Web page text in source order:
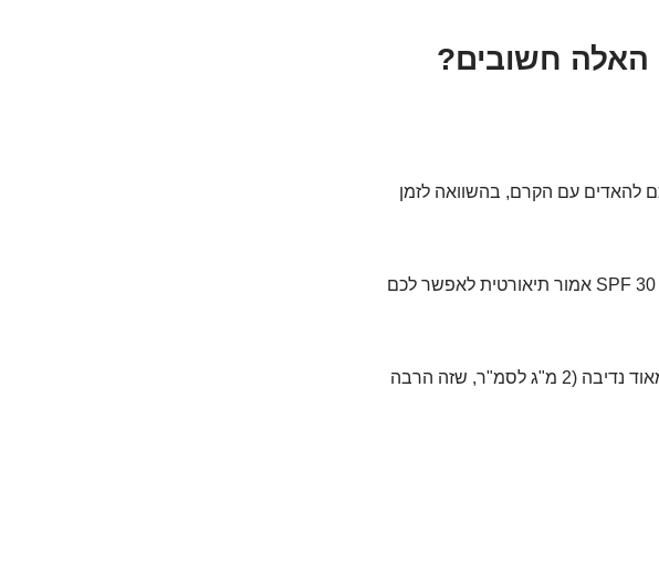
להאדים עם הקרם, בהשוואה לזמן
לדוגמה, אם העור שלכם מאדים אחרי 10 דקות בשמש ללא הגנה, SPF 30 אמור תיאורטית לאפשר לכם
– זה נכון רק בתנאי מעבדה, כשמורחים כמות מאוד נדיבה (2 מ"ג לסמ"ר, שזה הרבה